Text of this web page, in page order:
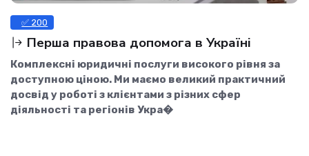
✅ 200
Перша правова допомога в Україні
Комплексні юридичні послуги високого рівня за
доступною ціною. Ми маємо великий практичний
досвід у роботі з клієнтами з різних сфер
діяльності та регіонів Укра�